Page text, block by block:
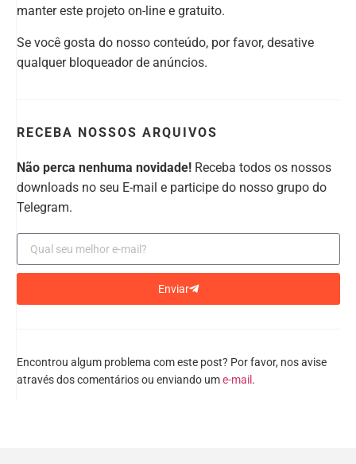
manter este projeto on-line e gratuito.
Se você gosta do nosso conteúdo, por favor, desative
qualquer bloqueador de anúncios.
RECEBA NOSSOS ARQUIVOS
Não perca nenhuma novidade! Receba todos os nossos
downloads no seu E-mail e participe do nosso grupo do
Telegram.
Enviar
Encontrou algum problema com este post? Por favor, nos avise
através dos comentários ou enviando ume-mail .